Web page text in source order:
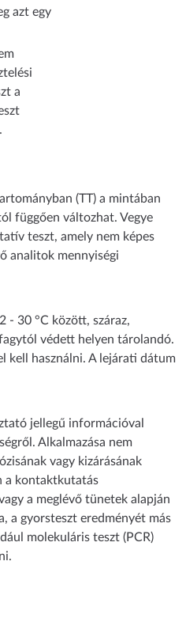
azt egy
a
(TT) a mintában
függően változhat. Vegye
teszt, amely nem képes
analitok mennyiségi
- 30 °C között, száraz,
védett helyen tárolandó.
kell használni. A lejárati dátum
jellegű információval
Alkalmazása nem
vagy kizárásának
a kontaktkutatás
a meglévő tünetek alapján
a gyorsteszt eredményét más
molekuláris teszt (PCR)